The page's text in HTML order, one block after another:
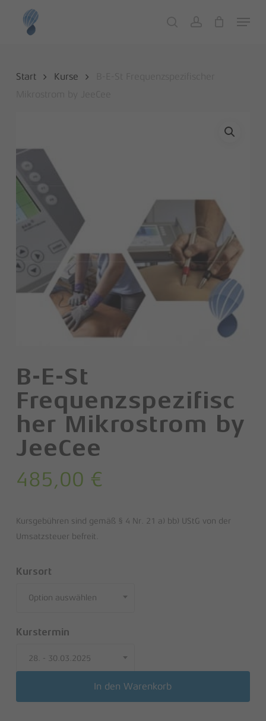
Menu
Close
Start Kurse
B-E-St
Frequenzspezifisc
her Mikrostrom by
JeeCee
485,00 €
Kursgebühren sind gemäß § 4 Nr. 21 a) bb) UStG von der
Umsatzsteuer befreit.
Kursort
Option auswählen
Kurstermin
28. - 30.03.2025
In den Warenkorb